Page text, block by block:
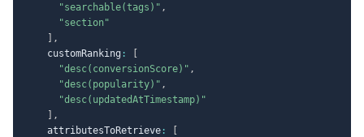
"searchable(tags)" ,
"section"
,
    customRanking
:
"desc(conversionScore)" ,
"desc(popularity)" ,
"desc(updatedAtTimestamp)"
,
    attributesToRetrieve
: